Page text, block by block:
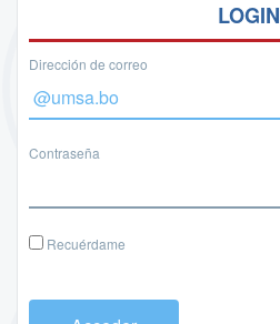
LOGIN
Dirección de correo
Contraseña
Recuérdame